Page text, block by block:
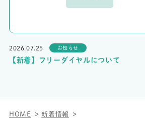
2026.07.25 お知らせ
【新着】フリーダイヤルについて
HOME
新着情報